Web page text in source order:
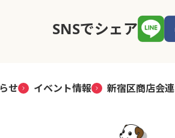
SNSでシェア
せ イベント情報 新宿区商店会